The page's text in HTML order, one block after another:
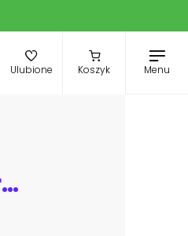
Ulubione Koszyk Menu
Human Dragon Sculpture in alien environment